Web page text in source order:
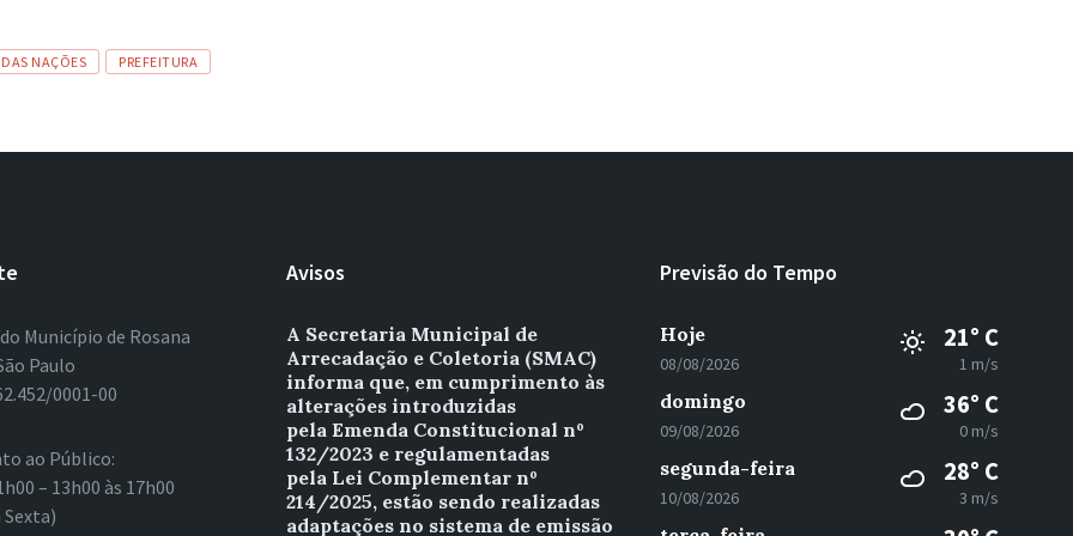
NAÇÕES PREFEITURA
Município de Rosana
Paulo
0001-00
ao Público:
– 13h00 às 17h00
Sexta)
Avisos
A Secretaria Municipal de
Arrecadação e Coletoria (SMAC)
informa que, em cumprimento às
alterações introduzidas
pela Emenda Constitucional nº
132/2023 e regulamentadas
pela Lei Complementar nº
214/2025, estão sendo realizadas
adaptações no sistema de emissão
Previsão do Tempo
Hoje
08/08/2026
21° C
1 m/s
domingo
09/08/2026
36° C
0 m/s
segunda-feira
10/08/2026
28° C
3 m/s